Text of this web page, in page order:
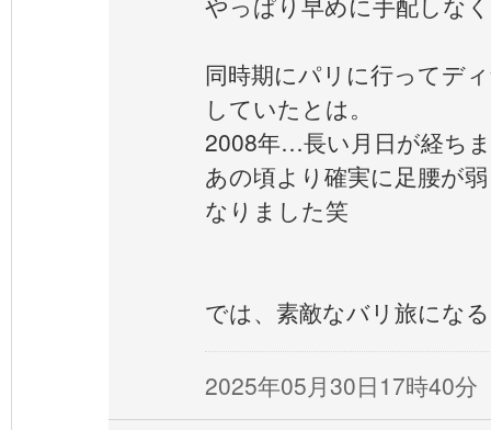
同時期にパリに行ってデ
していたとは。
2008年…長い月日が経ち
あの頃より確実に足腰が
なりました笑
では、素敵なバリ旅にな
2025年05月30日17時40分